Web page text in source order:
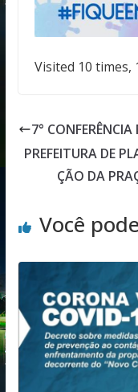
Visited 10 times,
7°
PREFEITURA DE
ÇÃO DA
Você